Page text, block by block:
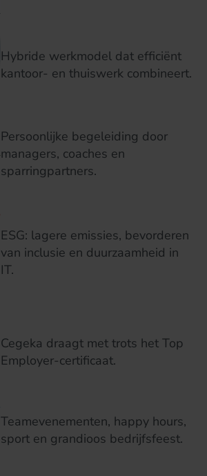
Hybride werkmodel dat efficiënt
kantoor- en thuiswerk combineert.
Persoonlijke begeleiding door
managers, coaches en
sparringpartners.
ESG: lagere emissies, bevorderen
van inclusie en duurzaamheid in
IT.
Cegeka draagt met trots het Top
Employer-certificaat.
Teamevenementen, happy hours,
sport en grandioos bedrijfsfeest.